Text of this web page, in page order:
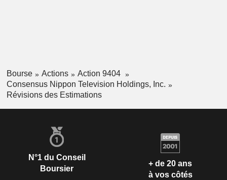
Bourse Actions
Action 9404
Consensus Nippon Television Holdings, Inc.
Révisions des Estimations
N°1 du Conseil
Boursier
+ de 20 ans
à vos côtés